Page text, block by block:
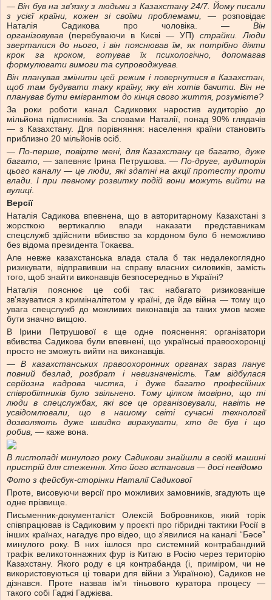
— Він був на зв'язку з людьми з Казахстану 24/7. Йому писали
з усієї країни, кожен зі своїми проблемами, — розповідає
Наталія Садикова про чоловіка. — Він
організовував (перебуваючи в Києві — УП) страйки. Люди
зверталися до нього, і він пояснював їм, як потрібно діяти
крок за кроком, готував їх психологічно, допомагав
формулювати вимоги та супроводжував.
Він планував змінити цей режим і повернутися в Казахстан,
щоб там будувати таку країну, яку він хотів бачити. Він не
планував бути емігрантом до кінця свого життя, розумієте?
За роки роботи канал Садикових наростив аудиторію до
мільйона підписників. За словами Наталії, понад 90% глядачів
— з Казахстану. Для порівняння: населення країни становить
приблизно 20 мільйонів осіб.
— По-перше, повірте мені, для Казахстану це багато, дуже
багато, — запевняє Ірина Петрушова. —По-друге, аудиторія
цього каналу — це люди, які здатні на акції протесту проти
влади. І при певному розвитку подій вони можуть вийти на
вулиці.
Версії
Наталія Садикова впевнена, що в авторитарному Казахстані з
жорсткою вертикаллю влади наказати представникам
спецслужб здійснити вбивство за кордоном було б неможливо
без відома президента Токаєва.
Але невже казахстанська влада стала б так недалекоглядно
ризикувати, відправивши на справу власних силовиків, замість
того, щоб знайти виконавців безпосередньо в Україні?
Наталія пояснює це собі так: набагато ризикованіше
зв'язуватися з криміналітетом у країні, де йде війна — тому що
увага спецслужб до можливих виконавців за таких умов може
бути значно вищою.
В Ірини Петрушової є ще одне пояснення: організатори
вбивства Садикова були впевнені, що українські правоохоронці
просто не зможуть вийти на виконавців.
— В казахстанських правоохоронних органах зараз панує
повний безлад, розбрат і невизначеність. Там відбулася
серйозна кадрова чистка, і дуже багато професійних
співробітників було звільнено. Тому цілком імовірно, що ті
люди в спецслужбах, які все це організовували, навіть не
усвідомлювали, що в нашому світі сучасні технології
дозволяють дуже швидко вирахувати, хто де був і що
робив, — каже вона.
В листопаді минулого року Садикови знайшли в своїй машині
пристрій для стеження. Хто його встановив — досі невідомо
Фото з фейсбук-сторінки Наталії Садикової
Проте, висовуючи версії про можливих замовників, згадують ще
одне прізвище.
Письменник-документаліст Олексій Бобровников, який торік
співпрацював із Садиковим у проєкті про гібридні тактики Росії в
інших країнах, нагадує про відео, що з'явилися на каналі “Бәсе”
минулого року. В них ішлося про системний контрабандний
трафік великотоннажних фур із Китаю в Росію через територію
Казахстану. Якого роду є ця контрабанда (і, приміром, чи не
використовуються ці товари для війни з Україною), Садиков не
дізнався. Проте назвав ім'я тіньового куратора процесу —
такого собі Гаджі Гаджієва.